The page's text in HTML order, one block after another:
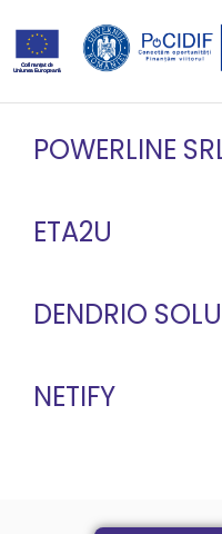
POWERLINE
ETA2U
DENDRIO
NETIFY